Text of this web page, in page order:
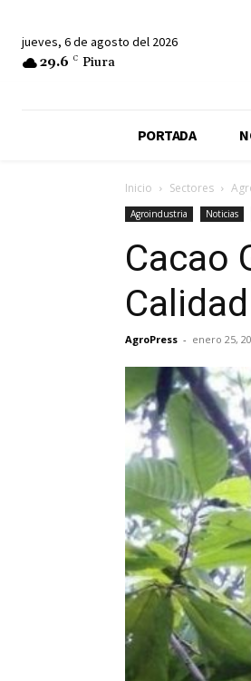
jueves, 6 de agosto del 2026
29.6 C Piura
PORTADA
Inicio Sectores
Agroindustria Noticias
Cacao
Calidad
AgroPress - enero 25,